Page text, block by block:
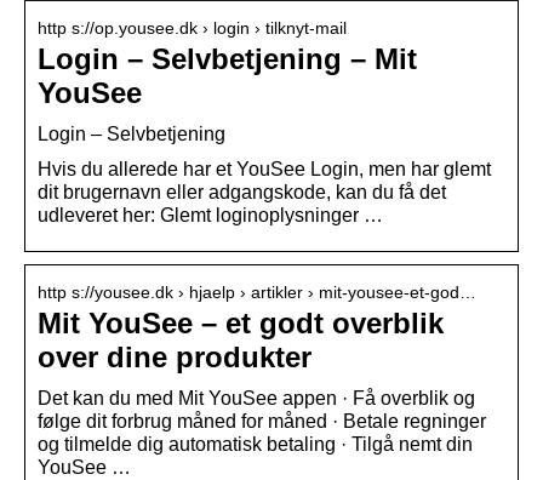
http s://op.yousee.dk › login › tilknyt-mail
Login – Selvbetjening – Mit
YouSee
Login – Selvbetjening
Hvis du allerede har et YouSee Login, men har glemt
dit brugernavn eller adgangskode, kan du få det
udleveret her: Glemt loginoplysninger …
http s://yousee.dk › hjaelp › artikler › mit-yousee-et-god…
Mit YouSee – et godt overblik
over dine produkter
Det kan du med Mit YouSee appen · Få overblik og
følge dit forbrug måned for måned · Betale regninger
og tilmelde dig automatisk betaling · Tilgå nemt din
YouSee …